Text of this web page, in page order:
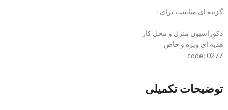
گزینه ای مناسب برای :
دکوراسیون منزل و محل کار
هدیه ای ویژه و خاص
code: 0277
توضیحات تکمیلی